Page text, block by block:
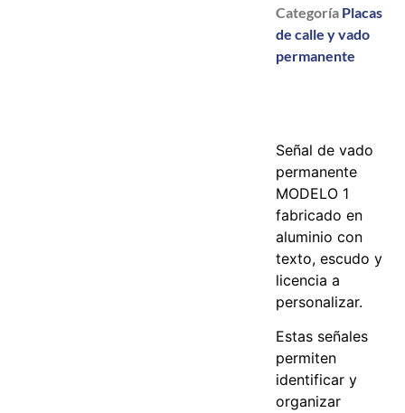
Categoría Placas
de calle y vado
permanente
Señal de vado
permanente
MODELO 1
fabricado en
aluminio con
texto, escudo y
licencia a
personalizar.
Estas señales
permiten
identificar y
organizar